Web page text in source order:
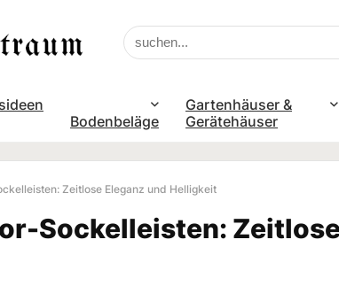
Bodenbeläge
Gartenhäuser &
Gerätehäuser
Zeitlose Eleganz und Helligkeit
Sockelleisten: